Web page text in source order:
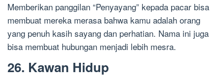
Memberikan panggilan “Penyayang” kepada pacar bisa
membuat mereka merasa bahwa kamu adalah orang
yang penuh kasih sayang dan perhatian. Nama ini juga
bisa membuat hubungan menjadi lebih mesra.
26. Kawan Hidup